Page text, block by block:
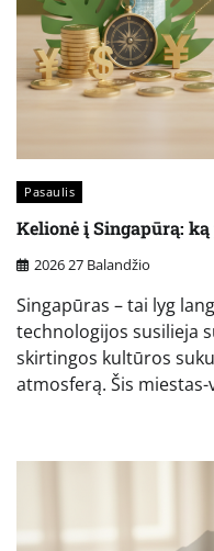
Pasaulis
Kelionė į Singapūrą:
2026 27 Balandžio
Singapūras – tai lyg
technologijos susilieja
skirtingos kultūros
atmosferą. Šis